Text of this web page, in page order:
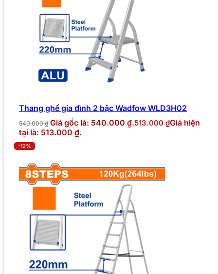
Thang ghế gia đình 2 bậc Wadfow WLD3H02
540.000₫ Giá gốc là: 540.000 ₫.513.000 ₫Giá hiện
tại là: 513.000 ₫.
-12%